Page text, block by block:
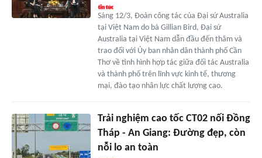
Sáng 12/3, Đoàn công tác của Đại sứ Australia
tại Việt Nam do bà Gillian Bird, Đại sứ
Australia tại Việt Nam dẫn đầu đến thăm và
trao đổi với Ủy ban nhân dân thành phố Cần
Thơ về tình hình hợp tác giữa đối tác Australia
và thành phố trên lĩnh vực kinh tế, thương
mại, đào tạo nhân lực chất lượng cao.
Trải nghiệm cao tốc CT02 nối Đồng
Tháp - An Giang: Đường đẹp, còn
nỗi lo an toàn